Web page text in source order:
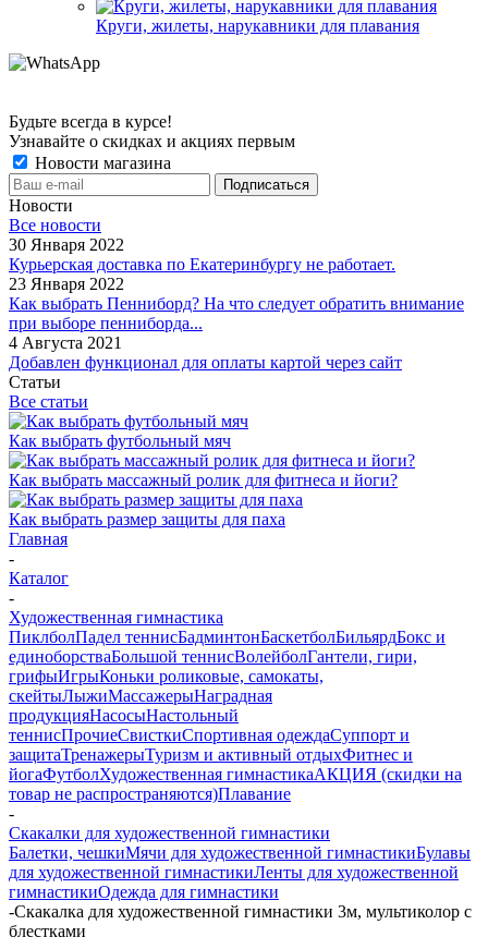
Круги, жилеты, нарукавники для плавания
Будьте всегда в курсе!
Узнавайте о скидках и акциях первым
Новости магазина
Новости
Все новости
30 Января 2022
Курьерская доставка по Екатеринбургу не работает.
23 Января 2022
Как выбрать Пенниборд? На что следует обратить внимание
при выборе пенниборда...
4 Августа 2021
Добавлен функционал для оплаты картой через сайт
Статьи
Все статьи
Как выбрать футбольный мяч
Как выбрать массажный ролик для фитнеса и йоги?
Как выбрать размер защиты для паха
Главная
-
Каталог
-
Художественная гимнастика
ПиклболПадел теннисБадминтонБаскетболБильярдБокс и
единоборстваБольшой теннисВолейболГантели, гири,
грифыИгрыКоньки роликовые, самокаты,
скейтыЛыжиМассажерыНаградная
продукцияНасосыНастольный
теннисПрочиеСвисткиСпортивная одеждаСуппорт и
защитаТренажерыТуризм и активный отдыхФитнес и
йогаФутболХудожественная гимнастикаАКЦИЯ (скидки на
товар не распространяются)Плавание
-
Скакалки для художественной гимнастики
Балетки, чешкиМячи для художественной гимнастикиБулавы
для художественной гимнастикиЛенты для художественной
гимнастикиОдежда для гимнастики
-Скакалка для художественной гимнастики 3м, мультиколор с
блестками